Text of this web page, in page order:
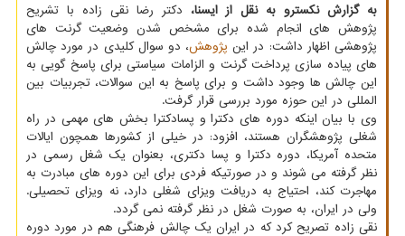
به گزارش نکسترو به نقل از ایسنا، دکتر رضا نقی زاده با تشریح
پژوهش های انجام شده برای مشخص شدن وضعیت گرنت های
پژوهشی اظهار داشت: در این پژوهش، دو سوال کلیدی در مورد چالش
های پیاده سازی پرداخت گرنت و الزامات سیاستی برای پاسخ گویی به
این چالش ها وجود داشت و برای پاسخ به این سوالات، تجربیات بین
المللی در این حوزه مورد بررسی قرار گرفت.
وی با بیان اینکه دوره های دکترا و پسادکترا بخش های مهمی در راه
شغلی پژوهشگران هستند، افزود: در خیلی از کشورها همچون ایالات
متحده آمریکا، دوره دکترا و پسا دکتری، بعنوان یک شغل رسمی در
نظر گرفته می شوند و در صورتیکه فردی برای این دوره های مبادرت به
مهاجرت کند، احتیاج به دریافت ویزای شغلی دارد، نه ویزای تحصیلی.
ولی در ایران، به صورت شغل در نظر گرفته نمی گردد.
نقی زاده تصریح کرد که در ایران یک چالش فرهنگی هم در مورد دوره